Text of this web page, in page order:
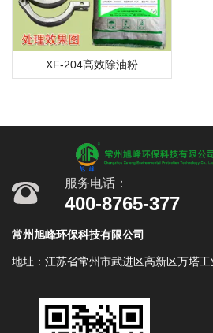
XF-204高效除油粉
服务电话：
400-8765-377
常州旭峰环保科技有限公司
地址：江苏省常州市武进区高新区万塔